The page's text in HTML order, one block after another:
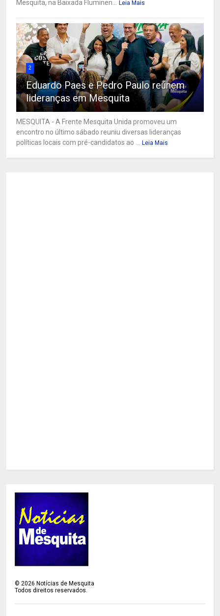
Mesquita, na Baixada Fluminen...
Leia Mais
2
Eduardo Paes e Pedro Paulo reúnem
lideranças em Mesquita
MESQUITA - A Frente Mesquita Unida promoveu um
encontro no último sábado reuniu diversas lideranças
políticas locais com pré-candidatos ao ...
Leia Mais
©2026 Notícias de Mesquita
Todos direitos reservados.